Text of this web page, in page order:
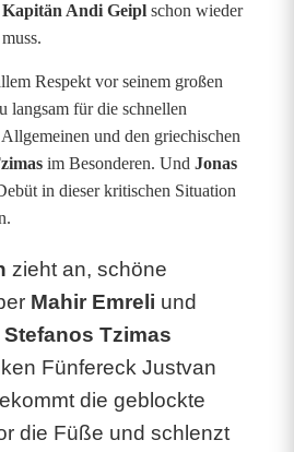
Kapitän Andi Geipl schon wieder
Respekt vor seinem großen
langsam für die schnellen
und den griechischen
im Besonderen. Und Jonas
in dieser kritischen Situation
zieht an, schöne
Mahir Emreli und
Stefanos Tzimas
Fünfereck Justvan
die geblockte
die Füße und schlenzt